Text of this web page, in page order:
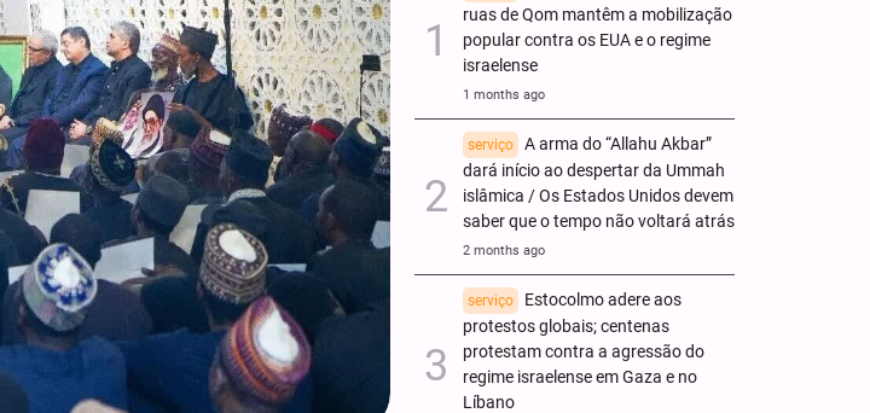
ruas de Qom mantêm a mobilização
popular contra os EUA e o regime
israelense
1 months ago
serviço
A arma do “Allahu Akbar”
dará início ao despertar da Ummah
islâmica / Os Estados Unidos devem
saber que o tempo não voltará atrás
2 months ago
serviço
Estocolmo adere aos
protestos globais; centenas
protestam contra a agressão do
regime israelense em Gaza e no
Líbano